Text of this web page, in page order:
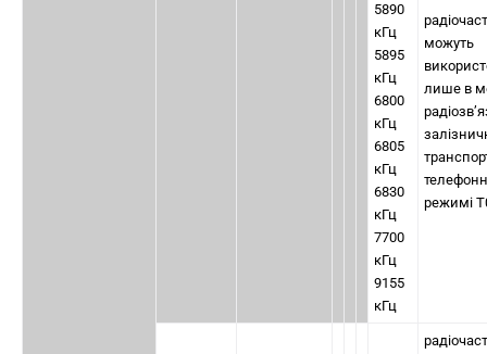
5890
кГц
5895
кГц
6800
кГц
6805
кГц
6830
кГц
7700
кГц
9155
кГц
можуть
лише в
режимі